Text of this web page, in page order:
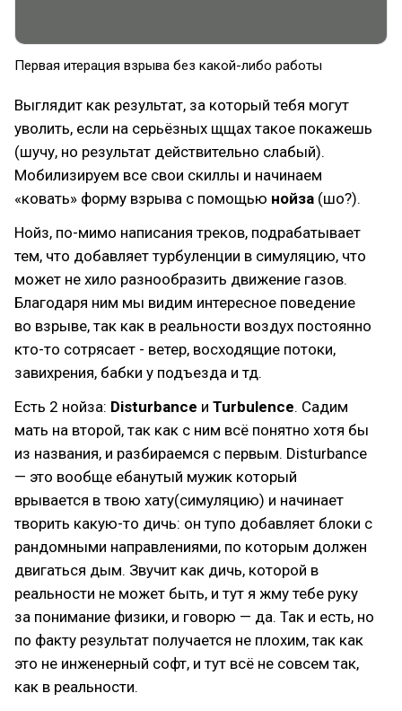
Первая итерация взрыва без какой-либо работы
Выглядит как результат, за который тебя могут
уволить, если на серьёзных щщах такое покажешь
(шучу, но результат действительно слабый).
Mобилизиpyем всe свои скиллы и начинаем
«ковать» форму взрыва с помощью нойза (шо?).
Нойз, по-мимо написания треков, подрабатывает
тем, что добавляет турбуленции в симуляцию, что
может не хило разнообразить движение газов.
Благодаря ним мы видим интересное поведение
во взрыве, так как в реальности воздух постоянно
кто-то сотрясает - ветер, восходящие потоки,
завихрения, бабки у подъезда и тд.
Есть 2 нойза: Disturbance и Turbulence. Садим
мать на второй, так как с ним всё понятно хотя бы
из названия, и разбираемся с первым. Disturbance
— это вообще ебанутый мужик который
врывается в твою хату(симуляцию) и начинает
творить какую-то дичь: он тупо добавляет блоки с
рандомными направлениями, по которым должен
двигаться дым. Звучит как дичь, которой в
реальности не может быть, и тут я жму тебе руку
за понимание физики, и говорю — да. Так и есть, но
по факту результат получается не плохим, так как
это не инженерный софт, и тут всё не совсем так,
как в реальности.